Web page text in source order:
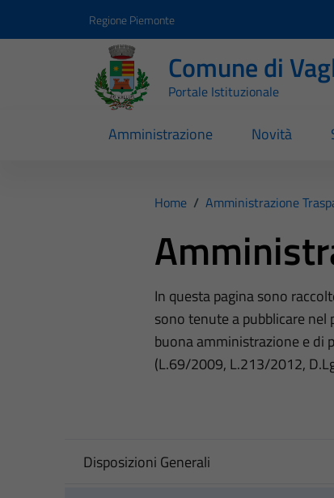
Regione Piemonte
Comune di
Portale Istituzionale
Amministrazione Novità
Home / Amministrazione
In questa pagina sono
sono tenute a pubblicare
buona amministrazione e di
(L.69/2009, L.213/2012,
Disposizioni Generali